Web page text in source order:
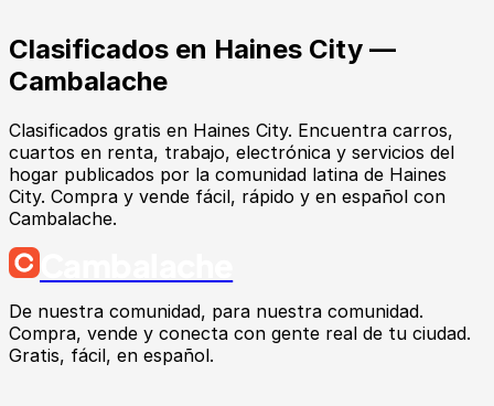
Clasificados en Haines City —
Cambalache
Clasificados gratis en Haines City. Encuentra carros,
cuartos en renta, trabajo, electrónica y servicios del
hogar publicados por la comunidad latina de Haines
City. Compra y vende fácil, rápido y en español con
Cambalache.
De nuestra comunidad, para nuestra comunidad.
Compra, vende y conecta con gente real de tu ciudad.
Gratis, fácil, en español.